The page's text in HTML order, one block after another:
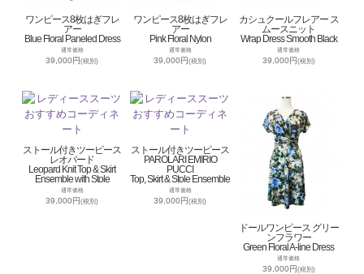
ワンピース8枚はぎフレ
アー
Blue Floral Paneled Dress
通常価格
39,000円(税別)
ワンピース8枚はぎフレ
アー
Pink Floral Nylon
通常価格
39,000円(税別)
カシュクールフレアー ス
ムースニット
Wrap Dress Smooth Black
通常価格
39,000円(税別)
ストール付きツーピース
レオパード
Leopard Knit Top & Skirt
Ensemble with Stole
通常価格
39,000円(税別)
ストール付きツーピース
PAROLARI EMIRIO
PUCCI
Top, Skirt & Stole Ensemble
通常価格
39,000円(税別)
ドールワンピース グリー
ンフラワー
Green Floral A-line Dress
通常価格
39,000円(税別)